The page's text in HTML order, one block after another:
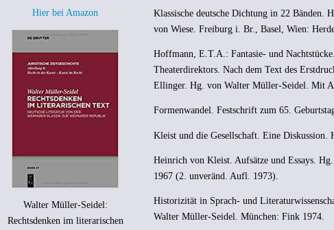
Hier bei Amazon
Walter Müller-Seidel:
Rechtsdenken im literarischen
Klassische deutsche Dichtung in 22
von Wiese. Freiburg i. Br., Basel, Wien:
Hoffmann, E.T.A.: Fantasie- und
Theaterdirektors. Nach dem Text des
Ellinger. Hg. von Walter Müller-Seidel. Mit
Formenwandel. Festschrift zum 65.
Kleist und die Gesellschaft. Eine
Heinrich von Kleist. Aufsätze und Essays.
1967 (2. unveränd. Aufl. 1973).
Historizität in Sprach- und
Walter Müller-Seidel. München: Fink 1974.